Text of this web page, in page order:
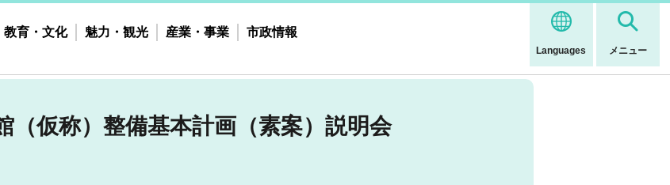
Languages メニュー
教育・文化 魅力・観光 産業・事業 市政情報
（仮称）整備基本計画（素案）説明会